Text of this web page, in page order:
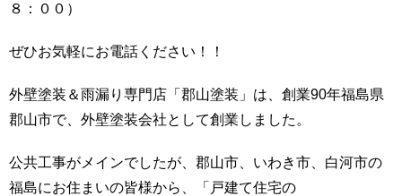
８：００）
ぜひお気軽にお電話ください！！
外壁塗装＆雨漏り専門店「郡山塗装」は、創業90年福島県
郡山市で、外壁塗装会社として創業しました。
公共工事がメインでしたが、郡山市、いわき市、白河市の
福島にお住まいの皆様から、「戸建て住宅の